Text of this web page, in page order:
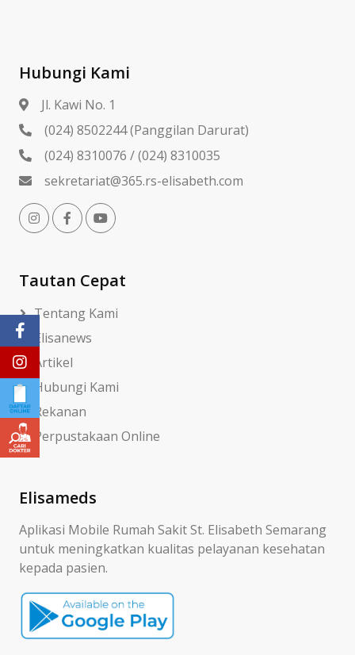
Hubungi Kami
Jl. Kawi No. 1
(024) 8502244 (Panggilan Darurat)
(024) 8310076 / (024) 8310035
sekretariat@365.rs-elisabeth.com
Tautan Cepat
Tentang Kami
Elisanews
Artikel
Hubungi Kami
Rekanan
Perpustakaan Online
Elisameds
Aplikasi Mobile Rumah Sakit St. Elisabeth Semarang
untuk meningkatkan kualitas pelayanan kesehatan
kepada pasien.